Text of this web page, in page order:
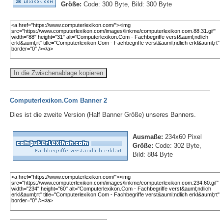
Größe: Code: 300 Byte, Bild: 300 Byte
In die Zwischenablage kopieren
Computerlexikon.Com Banner 2
Dies ist die zweite Version (Half Banner Größe) unseres Banners.
Ausmaße: 234x60 Pixel
Größe: Code: 302 Byte,
Bild: 884 Byte